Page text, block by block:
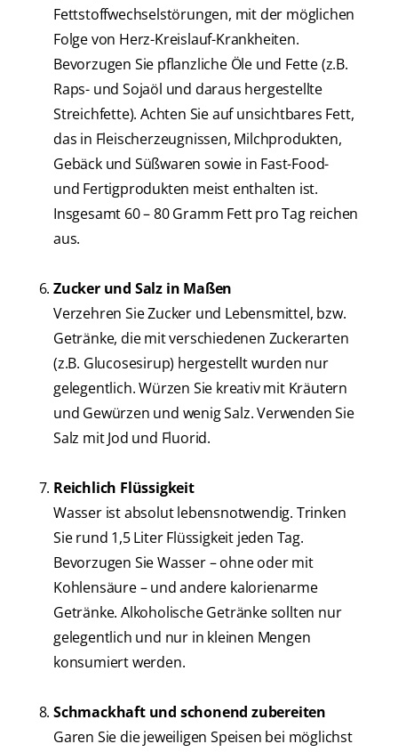
Fettstoffwechselstörungen, mit der möglichen
Folge von Herz-Kreislauf-Krankheiten.
Bevorzugen Sie pflanzliche Öle und Fette (z.B.
Raps- und Sojaöl und daraus hergestellte
Streichfette). Achten Sie auf unsichtbares Fett,
das in Fleischerzeugnissen, Milchprodukten,
Gebäck und Süßwaren sowie in Fast-Food-
und Fertigprodukten meist enthalten ist.
Insgesamt 60 – 80 Gramm Fett pro Tag reichen
aus.
Zucker und Salz in Maßen
Verzehren Sie Zucker und Lebensmittel, bzw.
Getränke, die mit verschiedenen Zuckerarten
(z.B. Glucosesirup) hergestellt wurden nur
gelegentlich. Würzen Sie kreativ mit Kräutern
und Gewürzen und wenig Salz. Verwenden Sie
Salz mit Jod und Fluorid.
Reichlich Flüssigkeit
Wasser ist absolut lebensnotwendig. Trinken
Sie rund 1,5 Liter Flüssigkeit jeden Tag.
Bevorzugen Sie Wasser – ohne oder mit
Kohlensäure – und andere kalorienarme
Getränke. Alkoholische Getränke sollten nur
gelegentlich und nur in kleinen Mengen
konsumiert werden.
Schmackhaft und schonend zubereiten
Garen Sie die jeweiligen Speisen bei möglichst